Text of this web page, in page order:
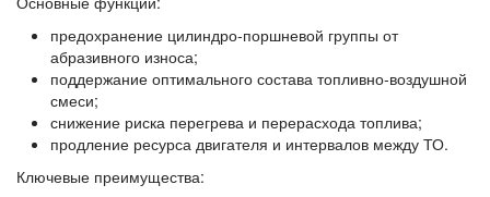
предохранение цилиндро‑поршневой группы от
абразивного износа;
поддержание оптимального состава топливно‑воздушной
смеси;
снижение риска перегрева и перерасхода топлива;
продление ресурса двигателя и интервалов между ТО.
Ключевые преимущества: